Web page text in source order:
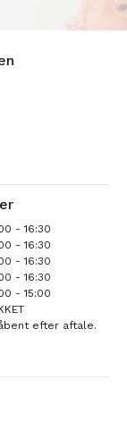
- 16:30
- 16:30
- 16:30
- 16:30
- 15:00
efter aftale.